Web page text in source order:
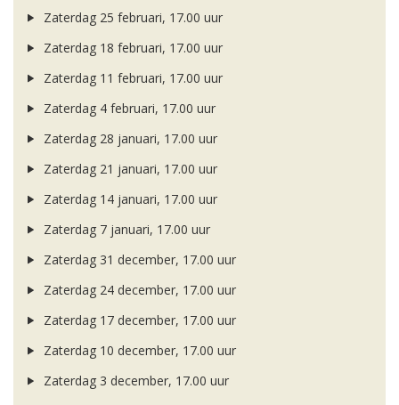
Zaterdag 25 februari, 17.00 uur
Zaterdag 18 februari, 17.00 uur
Zaterdag 11 februari, 17.00 uur
Zaterdag 4 februari, 17.00 uur
Zaterdag 28 januari, 17.00 uur
Zaterdag 21 januari, 17.00 uur
Zaterdag 14 januari, 17.00 uur
Zaterdag 7 januari, 17.00 uur
Zaterdag 31 december, 17.00 uur
Zaterdag 24 december, 17.00 uur
Zaterdag 17 december, 17.00 uur
Zaterdag 10 december, 17.00 uur
Zaterdag 3 december, 17.00 uur